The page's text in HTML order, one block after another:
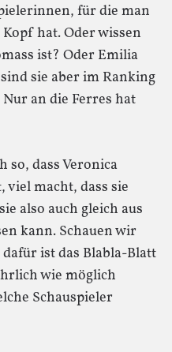
für die man
hat. Oder wissen
ist? Oder Emilia
sie aber im Ranking
an die Ferres hat
so, dass Veronica
viel macht, dass sie
also auch gleich aus
kann. Schauen wir
ist das Blabla-Blatt
wie möglich
Schauspieler